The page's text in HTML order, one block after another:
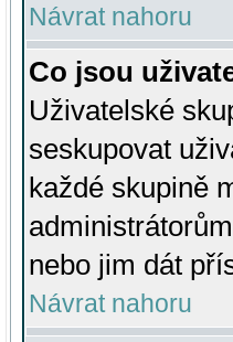
Návrat nahoru
Co jsou
Uživatelské
seskupovat
každé skupině
nebo jim dát
Návrat nahoru